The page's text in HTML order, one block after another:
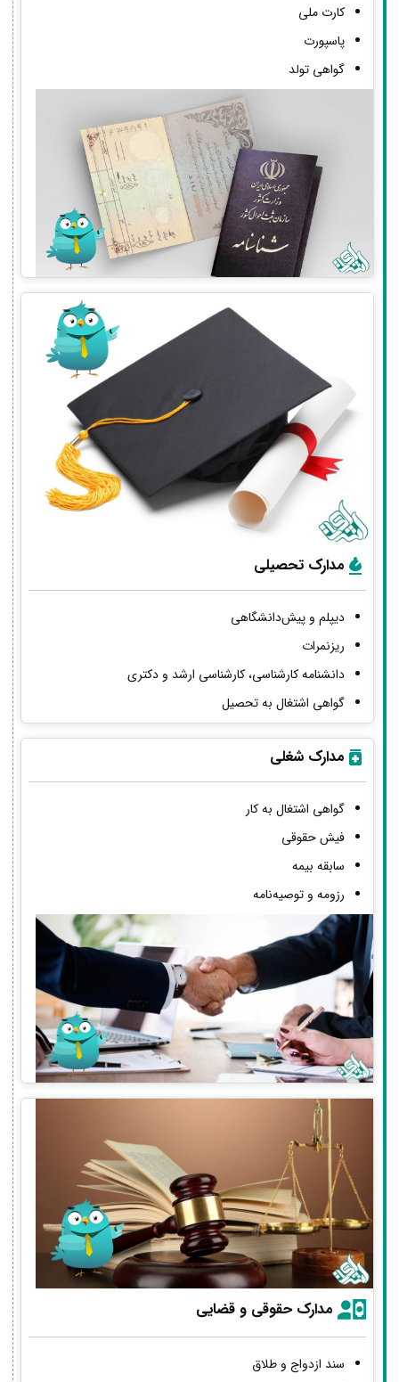
کارت ملی
پاسپورت
گواهی تولد
مدارک تحصیلی
دیپلم و پیش‌دانشگاهی
ریزنمرات
دانشنامه کارشناسی، کارشناسی ارشد و دکتری
گواهی اشتغال به تحصیل
مدارک شغلی
گواهی اشتغال به کار
فیش حقوقی
سابقه بیمه
رزومه و توصیه‌نامه
مدارک حقوقی و قضایی
سند ازدواج و طلاق